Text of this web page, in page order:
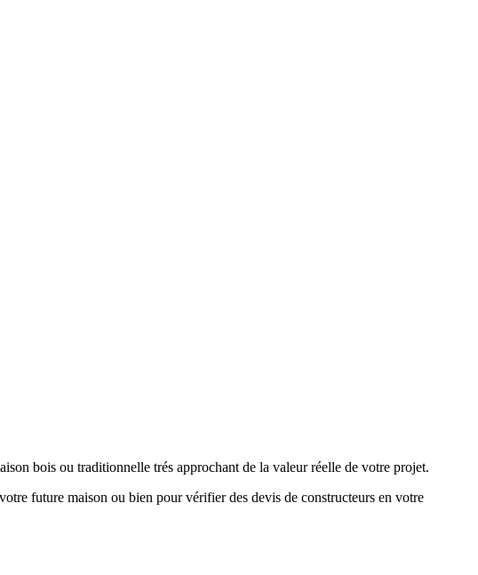
bois ou traditionnelle trés approchant de la valeur réelle de votre projet.
future maison ou bien pour vérifier des devis de constructeurs en votre